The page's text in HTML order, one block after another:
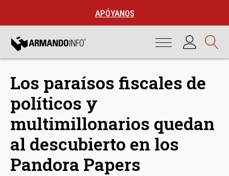
APÓYANOS
Los paraísos fiscales de
políticos y
multimillonarios quedan
al descubierto en los
Pandora Papers